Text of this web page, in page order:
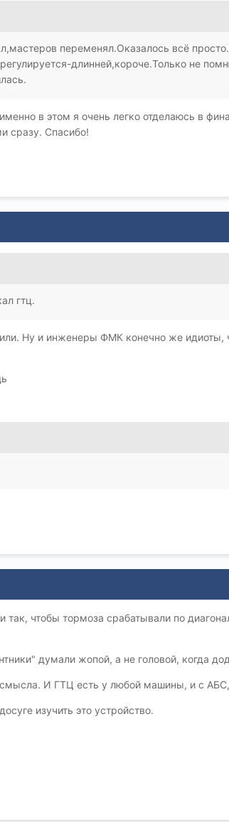
переменял.Оказалось всё
длинней,короче.Только не
в этом я очень легко отделаюсь в
сразу. Спасибо!
гтц.
Ну и инженеры ФМК конечно же
чтобы тормоза срабатывали по
думали жопой, а не головой, когда
смысла. И ГТЦ есть у любой машины, и с
изучить это устройство.